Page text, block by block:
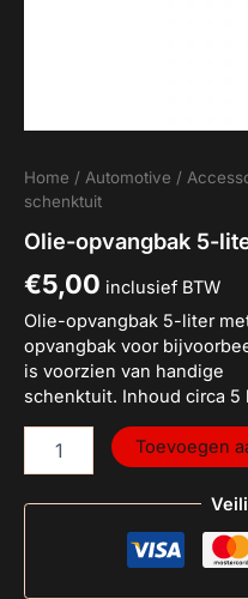
Home / Automotive /
schenktuit
Olie-opvangbak 5-
€5,00 inclusief BTW
Olie-opvangbak 5-liter
opvangbak voor
is voorzien van handige
schenktuit. Inhoud circa
Toevoegen